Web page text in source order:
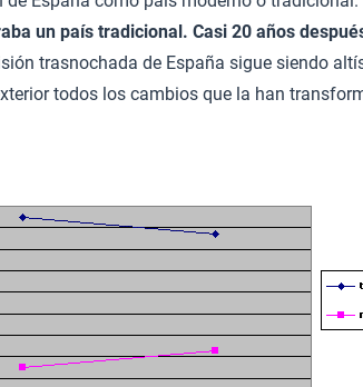
un país tradicional. Casi 20 años
trasnochada de España sigue siendo
todos los cambios que la han